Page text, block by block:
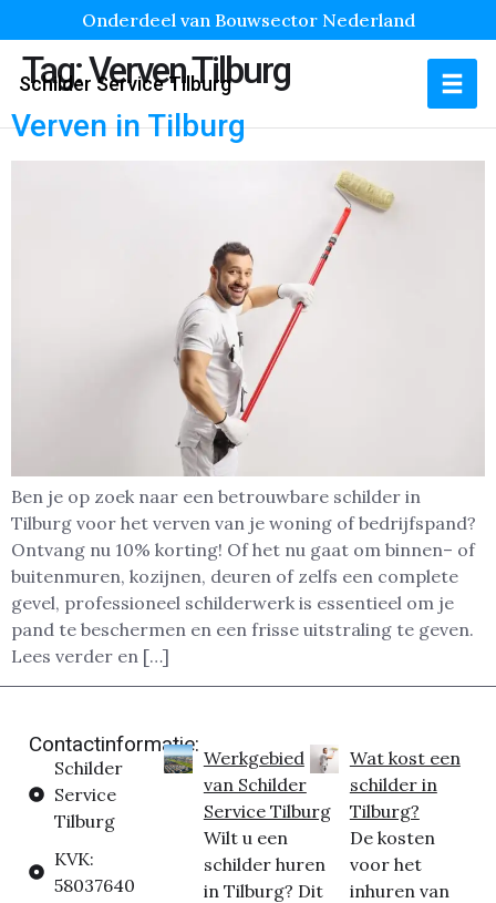
Onderdeel van Bouwsector Nederland
Schilder Service Tilburg
Tag:Verven Tilburg
Verven in Tilburg
Ben je op zoek naar een betrouwbare schilder in
Tilburg voor het verven van je woning of bedrijfspand?
Ontvang nu 10% korting! Of het nu gaat om binnen– of
buitenmuren, kozijnen, deuren of zelfs een complete
gevel, professioneel schilderwerk is essentieel om je
pand te beschermen en een frisse uitstraling te geven.
Lees verder en […]
Contactinformatie:
Schilder
Service
Tilburg
KVK:
58037640
Werkgebied
van Schilder
Service Tilburg
Wilt u een
schilder huren
in Tilburg? Dit
Wat kost een
schilder in
Tilburg?
De kosten
voor het
inhuren van